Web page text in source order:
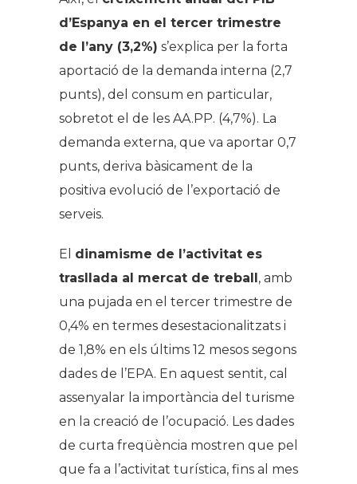
d’Espanya en el tercer trimestre
de l’any (3,2%) s’explica per la forta
aportació de la demanda interna (2,7
punts), del consum en particular,
sobretot el de les AA.PP. (4,7%). La
demanda externa, que va aportar 0,7
punts, deriva bàsicament de la
positiva evolució de l’exportació de
serveis.
El dinamisme de l’activitat es
trasllada al mercat de treball, amb
una pujada en el tercer trimestre de
0,4% en termes desestacionalitzats i
de 1,8% en els últims 12 mesos segons
dades de l’EPA. En aquest sentit, cal
assenyalar la importància del turisme
en la creació de l’ocupació. Les dades
de curta freqüència mostren que pel
que fa a l’activitat turística, fins al mes